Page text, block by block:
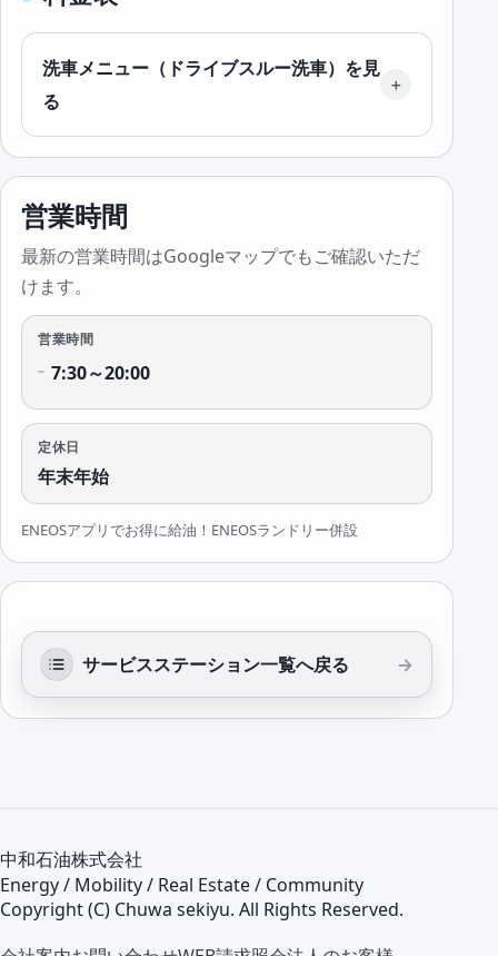
洗車メニュー（ドライブスルー洗車）を見
る
営業時間
最新の営業時間はGoogleマップでもご確認いただ
けます。
営業時間
7:30～20:00
定休日
年末年始
ENEOSアプリでお得に給油！ENEOSランドリー併設
サービスステーション一覧へ戻る
中和石油株式会社
Energy / Mobility / Real Estate / Community
Copyright (C) Chuwa sekiyu. All Rights Reserved.